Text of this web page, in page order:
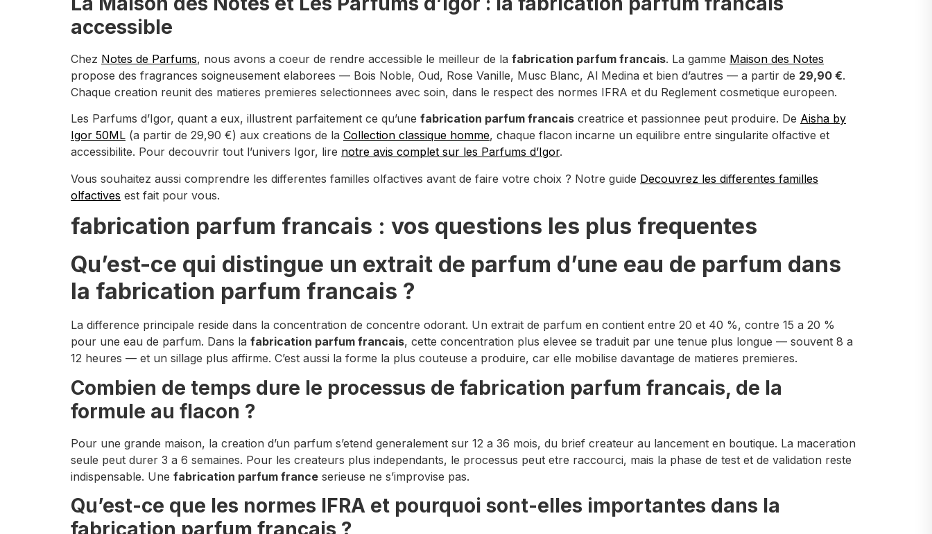
accessible
Chez Notes de Parfums, nous avons a coeur de rendre accessible le meilleur de la fabrication parfum francais. La gamme Maison des Notes
propose des fragrances soigneusement elaborees — Bois Noble, Oud, Rose Vanille, Musc Blanc, Al Medina et bien d’autres — a partir de 29,90 €.
Chaque creation reunit des matieres premieres selectionnees avec soin, dans le respect des normes IFRA et du Reglement cosmetique europeen.
Les Parfums d’Igor, quant a eux, illustrent parfaitement ce qu’une fabrication parfum francais creatrice et passionnee peut produire. De Aisha by
Igor 50ML (a partir de 29,90 €) aux creations de la Collection classique homme, chaque flacon incarne un equilibre entre singularite olfactive et
accessibilite. Pour decouvrir tout l’univers Igor, lire notre avis complet sur les Parfums d’Igor.
Vous souhaitez aussi comprendre les differentes familles olfactives avant de faire votre choix ? Notre guide Decouvrez les differentes familles
olfactives est fait pour vous.
fabrication parfum francais : vos questions les plus frequentes
Qu’est-ce qui distingue un extrait de parfum d’une eau de parfum dans
la fabrication parfum francais ?
La difference principale reside dans la concentration de concentre odorant. Un extrait de parfum en contient entre 20 et 40 %, contre 15 a 20 %
pour une eau de parfum. Dans la fabrication parfum francais, cette concentration plus elevee se traduit par une tenue plus longue — souvent 8 a
12 heures — et un sillage plus affirme. C’est aussi la forme la plus couteuse a produire, car elle mobilise davantage de matieres premieres.
Combien de temps dure le processus de fabrication parfum francais, de la
formule au flacon ?
Pour une grande maison, la creation d’un parfum s’etend generalement sur 12 a 36 mois, du brief createur au lancement en boutique. La maceration
seule peut durer 3 a 6 semaines. Pour les createurs plus independants, le processus peut etre raccourci, mais la phase de test et de validation reste
indispensable. Une fabrication parfum france serieuse ne s’improvise pas.
Qu’est-ce que les normes IFRA et pourquoi sont-elles importantes dans la
fabrication parfum francais ?